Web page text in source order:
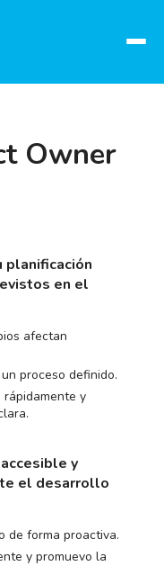
Abrir
Owner
planificación
en el
afectan
proceso definido.
rápidamente y
y
el desarrollo
de forma proactiva.
y promuevo la